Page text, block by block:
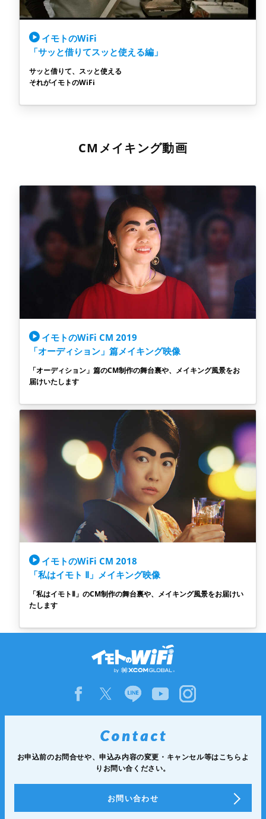
イモトのWiFi
「サッと借りてスッと使える編」
サッと借りて、スッと使える
それがイモトのWiFi
CMメイキング動画
イモトのWiFi CM 2019
「オーディション」篇メイキング映像
「オーディション」篇のCM制作の舞台裏や、メイキング風景をお
届けいたします
イモトのWiFi CM 2018
「私はイモト Ⅱ」メイキング映像
「私はイモトⅡ」のCM制作の舞台裏や、メイキング風景をお届けい
たします
お申込前のお問合せや、申込み内容の変更・キャンセル等はこちらよ
りお問い合ください。
お問い合わせ